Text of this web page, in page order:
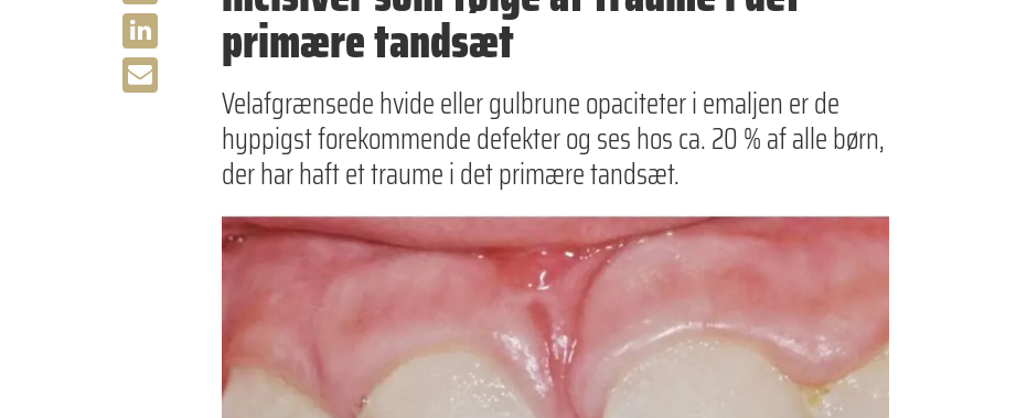
primære tandsæt
Velafgrænsede hvide eller gulbrune opaciteter i emaljen er de
hyppigst forekommende defekter og ses hos ca. 20 % af alle børn,
der har haft et traume i det primære tandsæt.